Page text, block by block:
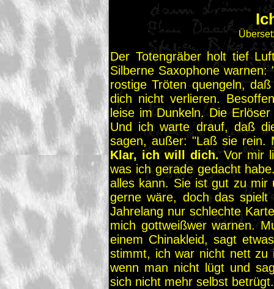
Der Totengräber holt tief
Silberne Saxophone
rostige Tröten quengeln,
dich nicht verlieren.
leise im Dunkeln. Die
Und ich warte drauf, daß
sagen, außer: "Laß sie
Klar, ich will dich. Vor mir
was ich gerade gedacht
alles kann. Sie ist gut zu
gerne wäre, doch das
Jahrelang nur schlechte
mich gottweißwer warnen.
einem Chinakleid, sagt
stimmt, ich war nicht nett
wenn man nicht lügt und
sich nicht mehr selbst